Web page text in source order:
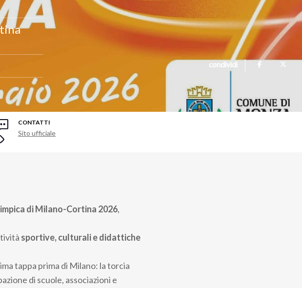
condividi
CONTATTI
Sito ufficiale
di Milano-Cortina 2026,
sportive, culturali e didattiche
tappa prima di Milano: la torcia
di scuole, associazioni e